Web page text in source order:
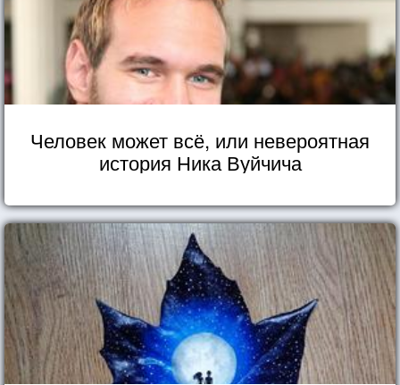
Человек может всё, или невероятная
история Ника Вуйчича